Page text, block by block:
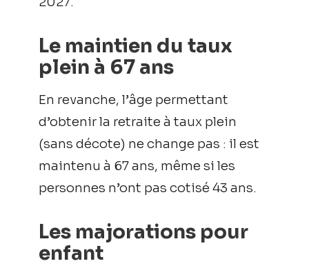
Le maintien du taux
plein à 67 ans
En revanche, l’âge permettant
d’obtenir la retraite à taux plein
(sans décote) ne change pas : il est
maintenu à 67 ans, même si les
personnes n’ont pas cotisé 43 ans.
Les majorations pour
enfant